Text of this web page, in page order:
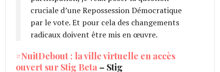
cruciale d’une Repossession Démocratique
par le vote. Et pour cela des changements
radicaux doivent être mis en œuvre.
#NuitDebout : la ville virtuelle en accès
ouvert sur Stig Beta – Stig